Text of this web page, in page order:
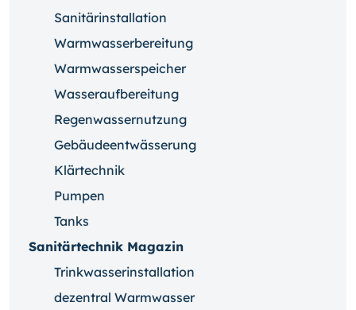
Sanitärinstallation
Warmwasserbereitung
Warmwasserspeicher
Wasseraufbereitung
Regenwassernutzung
Gebäudeentwässerung
Klärtechnik
Pumpen
Tanks
Sanitärtechnik Magazin
Trinkwasserinstallation
dezentral Warmwasser